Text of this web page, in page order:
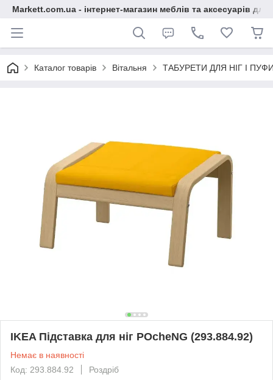
Markett.com.ua - інтернет-магазин меблів та аксесуарів для
Каталог товарів Вітальня ТАБУРЕТИ ДЛЯ НІГ І
IKEA Підставка для ніг POcheNG (293.884.92)
Немає в наявності
Код: 293.884.92
Роздріб